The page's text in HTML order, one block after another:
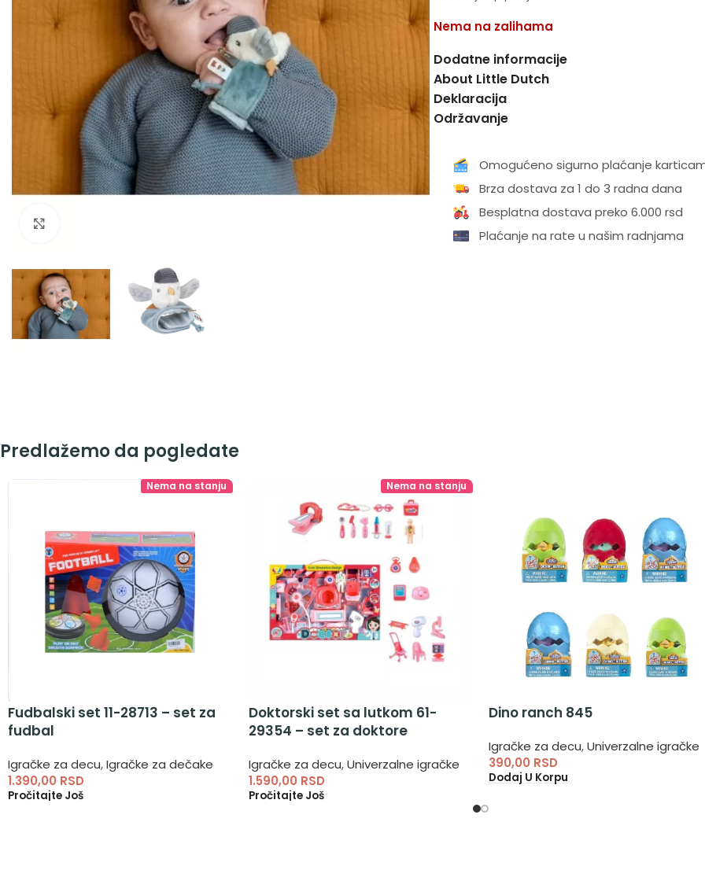
Nema na zalihama
Dodatne informacije
About Little Dutch
Deklaracija
Održavanje
Omogućeno sigurno plaćanje
Brza dostava za 1 do 3 radna dana
Besplatna dostava preko 6.000 rsd
Plaćanje na rate u našim radnjama
Predlažemo da pogledate
Nema na stanju
Fudbalski set 11-28713 – set za
fudbal
Igračke za decu,Igračke za dečake
1.390,00 RSD
Pročitajte Još
Nema na stanju
Doktorski set sa lutkom 61-
29354 – set za doktore
Igračke za decu, Univerzalne igračke
1.590,00 RSD
Pročitajte Još
Dino ranch 845
Igračke za decu,Univerzalne igračke
390,00 RSD
Dodaj U Korpu